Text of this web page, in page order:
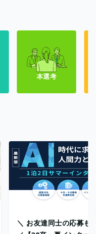
本選考
＼ お友達同士の応募も